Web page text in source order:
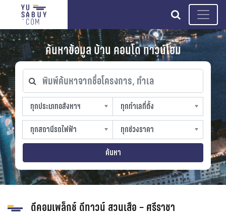
search
ค้นหาข้อมูล บ้าน คอนโด ทาวน์โฮม
พิมพ์ค้นหาจากชื่อโครงการ, ทำเล
ทุกประเภทอสังหาฯ
ทุกประเภทอสังหาฯ
sproperty
ทุกทำเลที่ตั้ง
ทุกทำเลที่ตั้ง
slocation
ทุกสถานีรถไฟฟ้า
ทุกสถานีรถไฟฟ้า
strain-station
ทุกช่วงราคา
ทุกช่วงราคา
sprice
ค้นหา
ดีคอมเพล็กช์ ดีทาวน์ สวนเสือ – ศรีราชา